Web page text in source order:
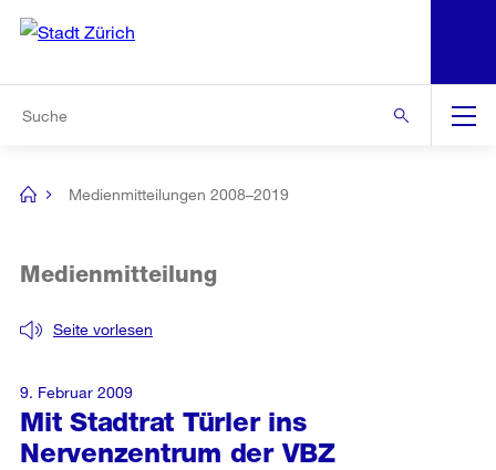
Navigation
[no
Medienmitteilungen 2008–2019
Mit Stadtrat Türler ins
Nervenzentrum der VBZ
Seite vorlesen
Medienmitteilung
9. Februar 2009